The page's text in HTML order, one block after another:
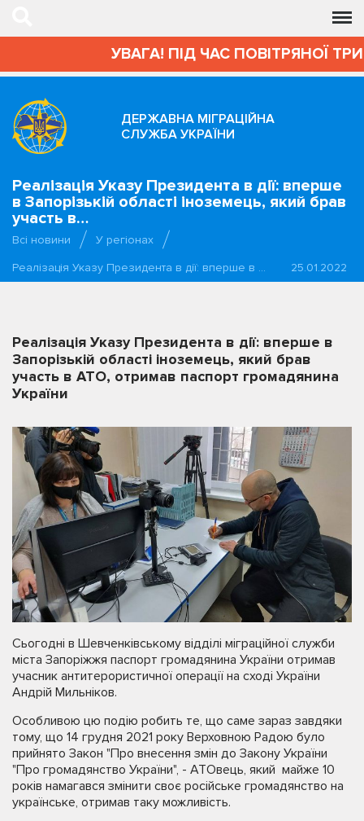
УВАГА! ПІД ЧАС ПОВІТРЯНОЇ
ДЕРЖАВНА МІГРАЦІЙНА
СЛУЖБА УКРАЇНИ
Реалізація Указу Президента в дії: вперше
в Запорізькій області іноземець, який брав
участь в…
Всі новини
У регіонах
Реалізація Указу Президента в дії: вперше в …
25.01.2022
Реалізація Указу Президента в дії: вперше в
Запорізькій області іноземець, який брав
участь в АТО, отримав паспорт громадянина
України
Сьогодні в Шевченківському відділі міграційної служби
міста Запоріжжя паспорт громадянина України отримав
учасник антитерористичної операції на сході України
Андрій Мильніков.
Особливою цю подію робить те, що саме зараз завдяки
тому, що 14 грудня 2021 року Верховною Радою було
прийнято Закон "Про внесення змін до Закону України
"Про громадянство України", - АТОвець, який майже 10
років намагався змінити своє російське громадянство на
українське, отримав таку можливість.